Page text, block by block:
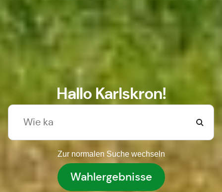
Hallo Karlskron!
Zur normalen Suche wechseln
Wahlergebnisse